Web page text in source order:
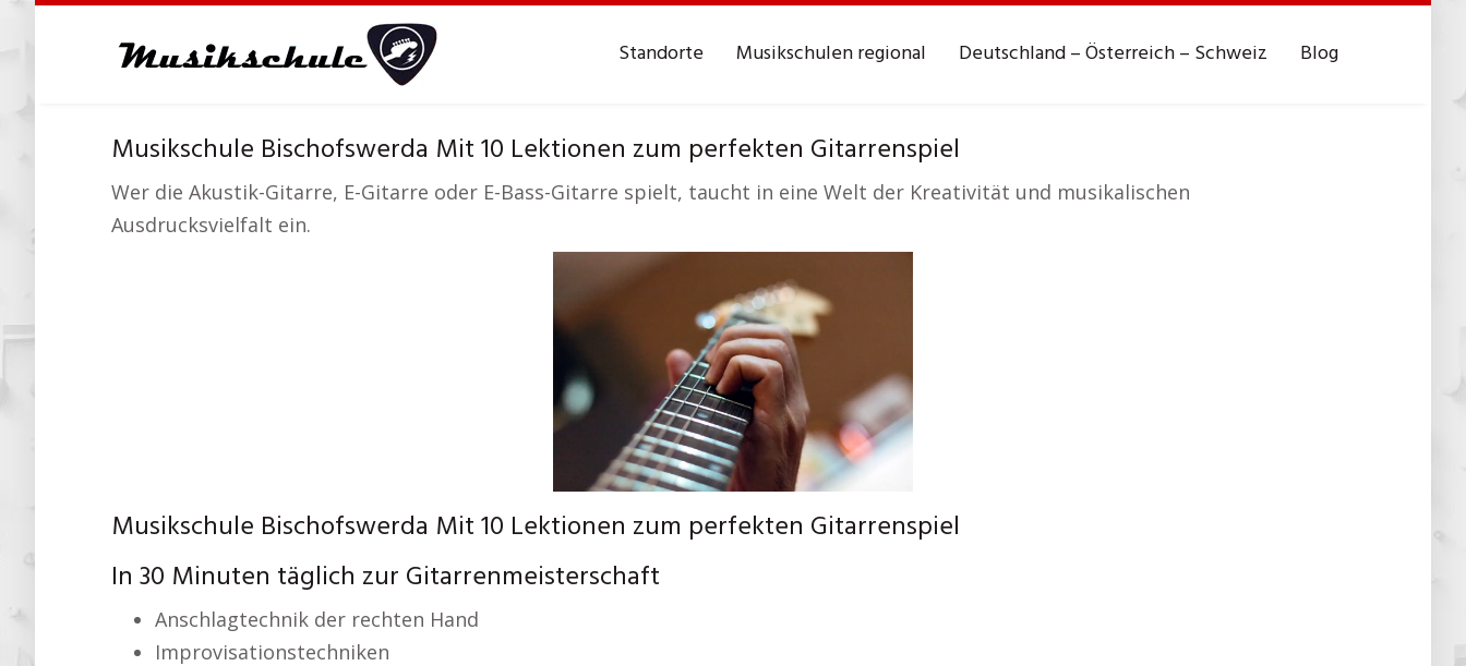
content
Standorte Musikschulen regional Deutschland – Österreich – Schweiz Blog
Musikschule Bischofswerda Mit 10 Lektionen zum perfekten Gitarrenspiel
Wer die Akustik-Gitarre, E-Gitarre oder E-Bass-Gitarre spielt, taucht in eine Welt der Kreativität und musikalischen
Ausdrucksvielfalt ein.
Musikschule Bischofswerda Mit 10 Lektionen zum perfekten Gitarrenspiel
In 30 Minuten täglich zur Gitarrenmeisterschaft
Anschlagtechnik der rechten Hand
Improvisationstechniken